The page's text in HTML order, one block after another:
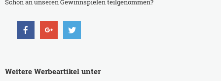
Schon an unseren Gewinnspielen teilgenommen?
Weitere Werbeartikel unter